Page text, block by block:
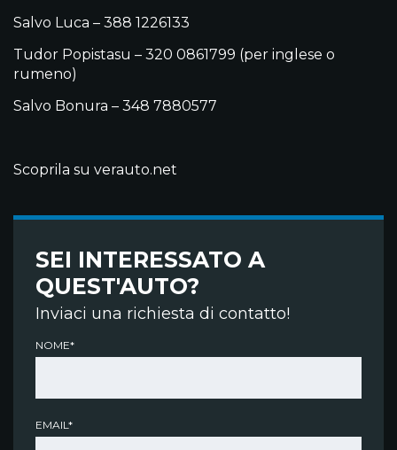
Salvo Luca – 388 1226133
Tudor Popistasu – 320 0861799 (per inglese o
rumeno)
Salvo Bonura – 348 7880577
Scoprila su verauto.net
SEI INTERESSATO A
QUEST'AUTO?
Inviaci una richiesta di contatto!
NOME*
EMAIL*